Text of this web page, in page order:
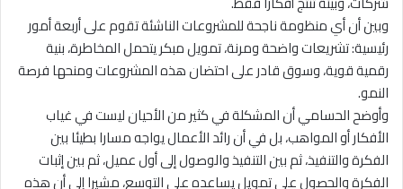
وبين أن أي منظومة ناجحة للمشروعات الناشئة تقوم على أربعة أمور
رئيسية: تشريعات واضحة ومرنة، تمويل مبكر يتحمل المخاطرة، بنية
رقمية قوية، وسوق قادر على احتضان هذه المشروعات ومنحها فرصة
النمو.
وأوضح الحسامي أن المشكلة في كثير من الأحيان ليست في غياب
الأفكار أو المواهب، بل في أن رائد الأعمال يواجه مسارا بطيئا بين
الفكرة والتنفيذ، ثم بين التنفيذ والوصول إلى أول عميل، ثم بين إثبات
الفكرة والحصول على تمويل يساعده على التوسع، مشيرا إلى أن هذه